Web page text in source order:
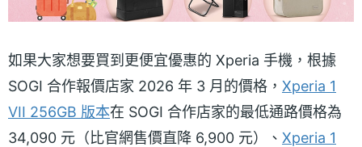
如果大家想要買到更便宜優惠的 Xperia 手機，根據
SOGI 合作報價店家 2026 年 3 月的價格， Xperia 1
VII 256GB 版本在 SOGI 合作店家的最低通路價格為
34,090 元（比官網售價直降 6,900 元）、 Xperia 1